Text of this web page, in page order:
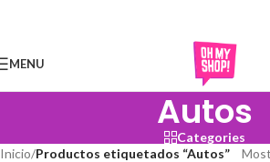
MENU
Autos
Categories
Inicio/Productos etiquetados “Autos”